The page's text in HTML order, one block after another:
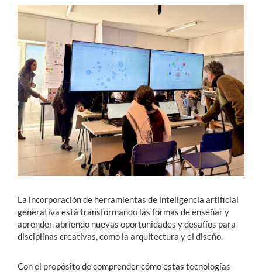
Formación Continua
Estudiantes
Académicos
Funcionarios
Alumni
English
La incorporación de herramientas de inteligencia artificial
generativa está transformando las formas de enseñar y
aprender, abriendo nuevas oportunidades y desafíos para
disciplinas creativas, como la arquitectura y el diseño.
Con el propósito de comprender cómo estas tecnologías